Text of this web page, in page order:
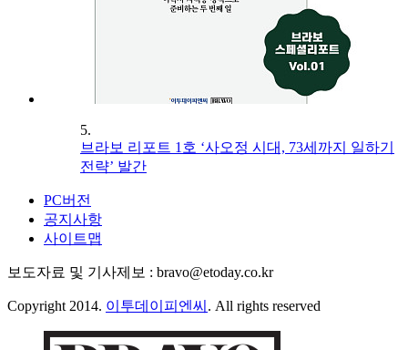
5.
브라보 리포트 1호 ‘사오정 시대, 73세까지 일하기
전략’ 발간
PC버전
공지사항
사이트맵
보도자료 및 기사제보 : bravo@etoday.co.kr
Copyright 2014. 이투데이피엔씨 . All rights reserved